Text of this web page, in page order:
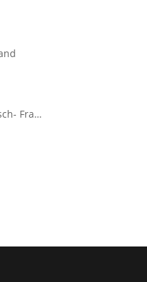
Wir feiern den Deutsch- Französischen Tag